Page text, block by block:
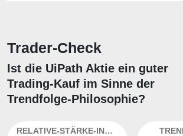
Trader-Check
Ist die UiPath Aktie ein guter
Trading-Kauf im Sinne der
Trendfolge-Philosophie?
RELATIVE-STÄRKE-INDEX